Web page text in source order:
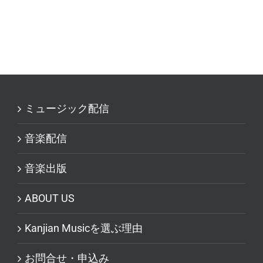
ミュージック配信
音楽配信
音楽出版
ABOUT US
Kanjian Musicを選ぶ理由
お問合せ・申込み